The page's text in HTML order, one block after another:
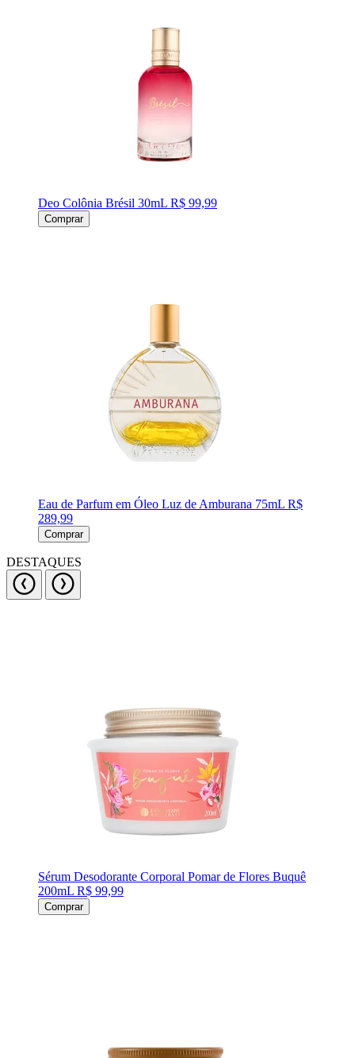
Deo Colônia Brésil 30mL R$ 99,99
Comprar
Eau de Parfum em Óleo Luz de Amburana 75mL R$
289,99
Comprar
DESTAQUES
Sérum Desodorante Corporal Pomar de Flores Buquê
200mL R$ 99,99
Comprar